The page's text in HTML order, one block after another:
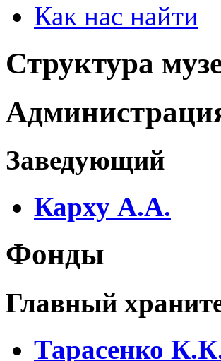
Как нас найти
Структура
Заведующий
Карху А.А.
Фонды
Главный
Тарасенко